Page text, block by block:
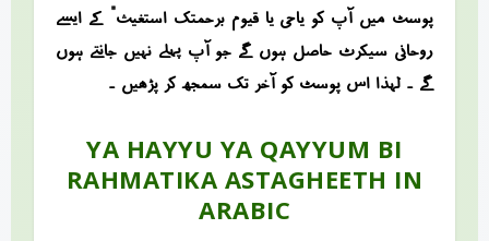
پوسٹ میں آپ کو “یاحی یا قیوم برحمتک استغیث” کے ایسے
روحانی سیکرٹ حاصل ہوں گے جو آپ پہلے نہیں جانتے ہوں
گے ۔ لہذا اس پوسٹ کو آخر تک سمجھ کر پڑھیں ۔
YA HAYYU YA QAYYUM BI
RAHMATIKA ASTAGHEETH IN
ARABIC